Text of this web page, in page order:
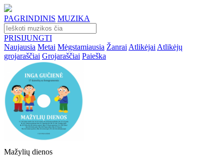
PAGRINDINIS MUZIKA
PRISIJUNGTI
Naujausia Metai Mėgstamiausia Žanrai Atlikėjai Atlikėjų
grojaraščiai Grojaraščiai Paieška
Mažylių dienos